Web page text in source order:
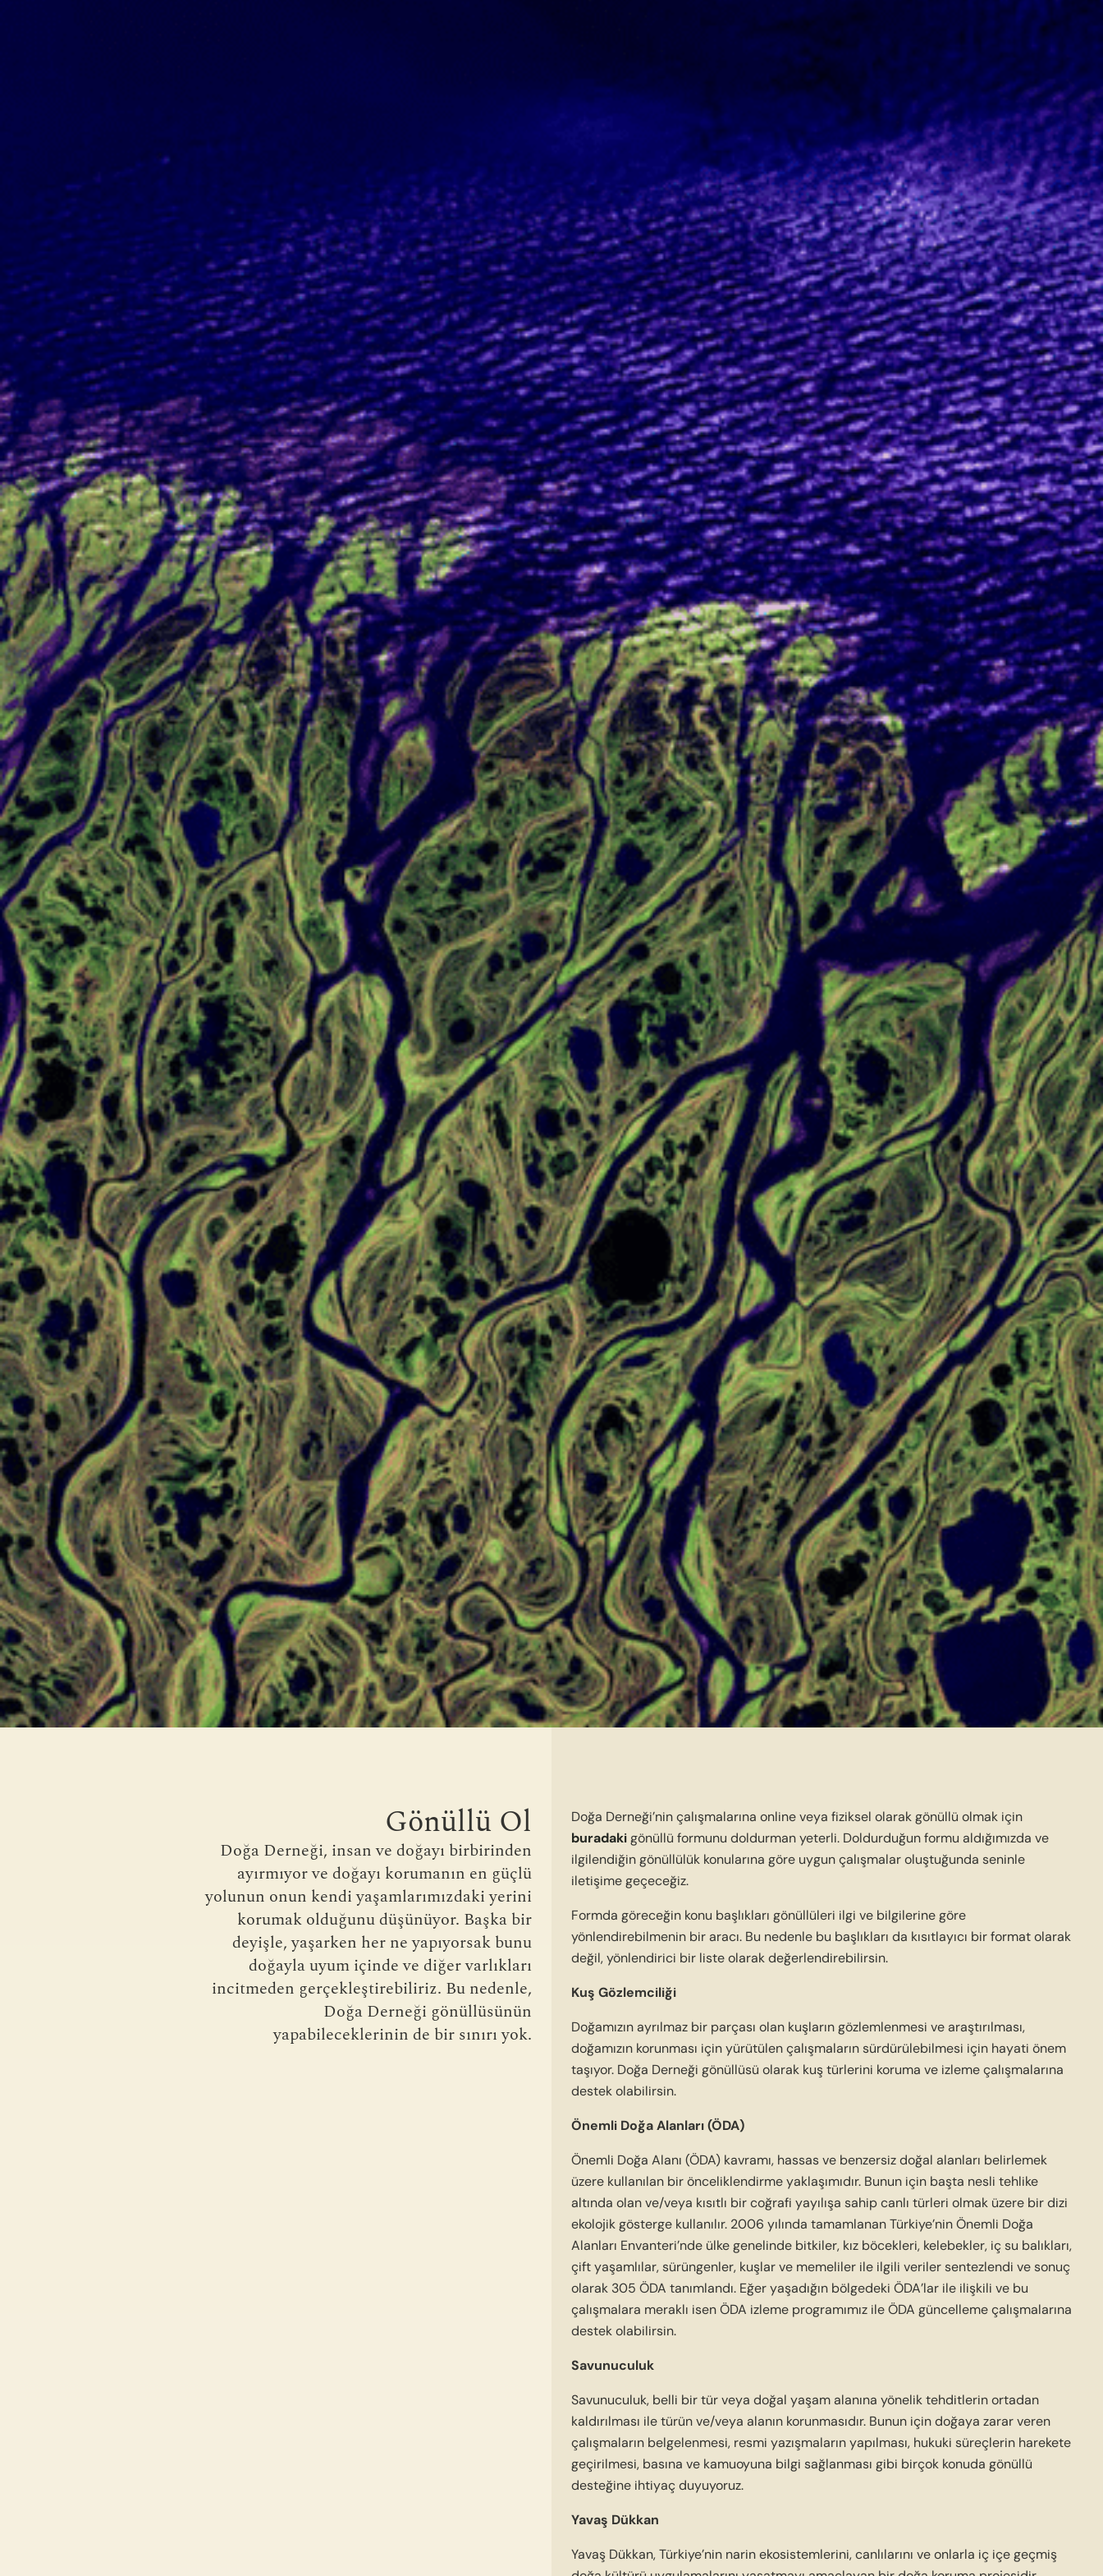
Gönüllü Ol
Doğa Derneği, insan ve doğayı birbirinden
ayırmıyor ve doğayı korumanın en güçlü
yolunun onun kendi yaşamlarımızdaki yerini
korumak olduğunu düşünüyor. Başka bir
deyişle, yaşarken her ne yapıyorsak bunu
doğayla uyum içinde ve diğer varlıkları
incitmeden gerçekleştirebiliriz. Bu nedenle,
Doğa Derneği gönüllüsünün
yapabileceklerinin de bir sınırı yok.
Doğa Derneği’nin çalışmalarına online veya fiziksel olarak gönüllü olmak için
buradakigönüllü formunu doldurman yeterli. Doldurduğun formu aldığımızda ve
ilgilendiğin gönüllülük konularına göre uygun çalışmalar oluştuğunda seninle
iletişime geçeceğiz.
Formda göreceğin konu başlıkları gönüllüleri ilgi ve bilgilerine göre
yönlendirebilmenin bir aracı. Bu nedenle bu başlıkları da kısıtlayıcı bir format olarak
değil, yönlendirici bir liste olarak değerlendirebilirsin.
Kuş Gözlemciliği
Doğamızın ayrılmaz bir parçası olan kuşların gözlemlenmesi ve araştırılması,
doğamızın korunması için yürütülen çalışmaların sürdürülebilmesi için hayati önem
taşıyor. Doğa Derneği gönüllüsü olarak kuş türlerini koruma ve izleme çalışmalarına
destek olabilirsin.
Önemli Doğa Alanları (ÖDA)
Önemli Doğa Alanı (ÖDA) kavramı, hassas ve benzersiz doğal alanları belirlemek
üzere kullanılan bir önceliklendirme yaklaşımıdır. Bunun için başta nesli tehlike
altında olan ve/veya kısıtlı bir coğrafi yayılışa sahip canlı türleri olmak üzere bir dizi
ekolojik gösterge kullanılır. 2006 yılında tamamlanan Türkiye’nin Önemli Doğa
Alanları Envanteri’nde ülke genelinde bitkiler, kız böcekleri, kelebekler, iç su balıkları,
çift yaşamlılar, sürüngenler, kuşlar ve memeliler ile ilgili veriler sentezlendi ve sonuç
olarak 305 ÖDA tanımlandı. Eğer yaşadığın bölgedeki ÖDA’lar ile ilişkili ve bu
çalışmalara meraklı isen ÖDA izleme programımız ile ÖDA güncelleme çalışmalarına
destek olabilirsin.
Savunuculuk
Savunuculuk, belli bir tür veya doğal yaşam alanına yönelik tehditlerin ortadan
kaldırılması ile türün ve/veya alanın korunmasıdır. Bunun için doğaya zarar veren
çalışmaların belgelenmesi, resmi yazışmaların yapılması, hukuki süreçlerin harekete
geçirilmesi, basına ve kamuoyuna bilgi sağlanması gibi birçok konuda gönüllü
desteğine ihtiyaç duyuyoruz.
Yavaş Dükkan
Yavaş Dükkan, Türkiye’nin narin ekosistemlerini, canlılarını ve onlarla iç içe geçmiş